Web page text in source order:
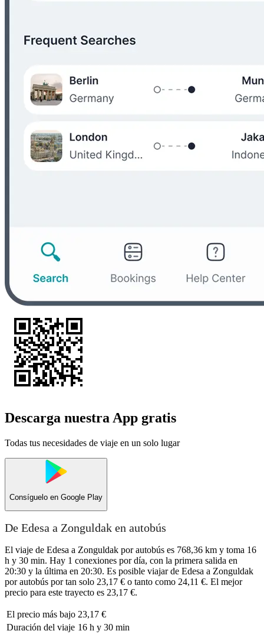
Descarga nuestra App gratis
Todas tus necesidades de viaje en un solo lugar
Consíguelo en Google Play
De Edesa a Zonguldak en autobús
El viaje de Edesa a Zonguldak por autobús es 768,36 km y toma 16
h y 30 min. Hay 1 conexiones por día, con la primera salida en
20:30 y la última en 20:30. Es posible viajar de Edesa a Zonguldak
por autobús por tan solo 23,17 € o tanto como 24,11 €. El mejor
precio para este trayecto es 23,17 €.
El precio más bajo 23,17 €
Duración del viaje 16 h y 30 min